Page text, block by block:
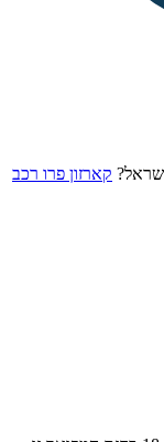
קארזון פרו רכב